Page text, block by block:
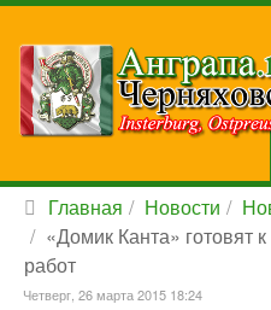
Главная Новости
«Домик Канта» готовят
работ
Четверг, 26 марта 2015 18:24